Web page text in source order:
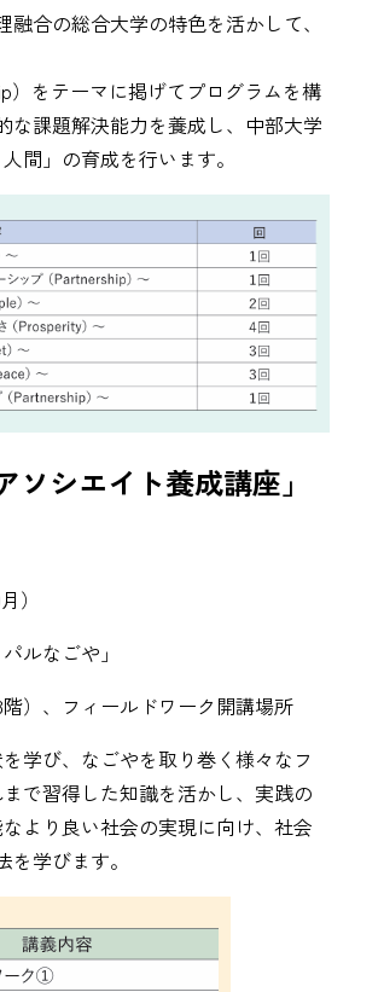
融合の総合大学の特色を活かして、
）をテーマに掲げてプログラムを構
な課題解決能力を養成し、中部大学
間」の育成を行います。
シエイト養成講座」
）
ルなごや」
階）、フィールドワーク開講場所
学び、なごやを取り巻く様々なフ
で習得した知識を活かし、実践の
より良い社会の実現に向け、社会
学びます。